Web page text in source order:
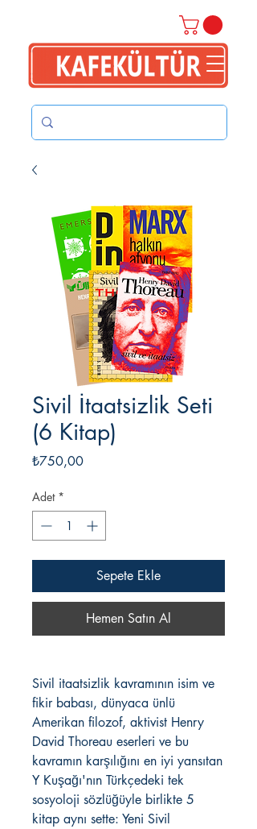
Sivil İtaatsizlik Seti
(6 Kitap)
₺750,00Fiyat
Adet *
Sepete Ekle
Hemen Satın Al
Sivil itaatsizlik kavramının isim ve
fikir babası, dünyaca ünlü
Amerikan filozof, aktivist Henry
David Thoreau eserleri ve bu
kavramın karşılığını en iyi yansıtan
Y Kuşağı'nın Türkçedeki tek
sosyoloji sözlüğüyle birlikte 5
kitap aynı sette: Yeni Sivil